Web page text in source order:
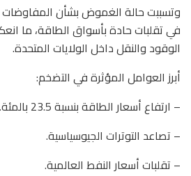
وتسببت حالة الغموض بشأن
في تقلبات حادة بأسواق الطاقة، ما
الوقود والنقل داخل الولايات المتحدة.
أبرز العوامل المؤثرة في التضخم:
– ارتفاع أسعار الطاقة بنسبة 23.5 بالمئة.
– تصاعد التوترات الجيوسياسية.
– تقلبات أسعار النفط العالمية.